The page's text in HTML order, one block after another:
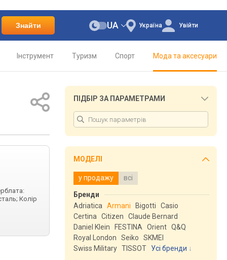
Знайти Україна
UA Увійти
Інструмент Туризм Спорт Мода та аксесуари
Колір
ПІДБІР ЗА ПАРАМЕТРАМИ
МОДЕЛІ
у продажу всі
Бренди
Adriatica
Armani Bigotti
Casio
Certina
Citizen
Claude Bernard
Daniel Klein
FESTINA Orient Q&Q
Royal London
Seiko
SKMEI
Swiss Military TISSOT
Усі бренди